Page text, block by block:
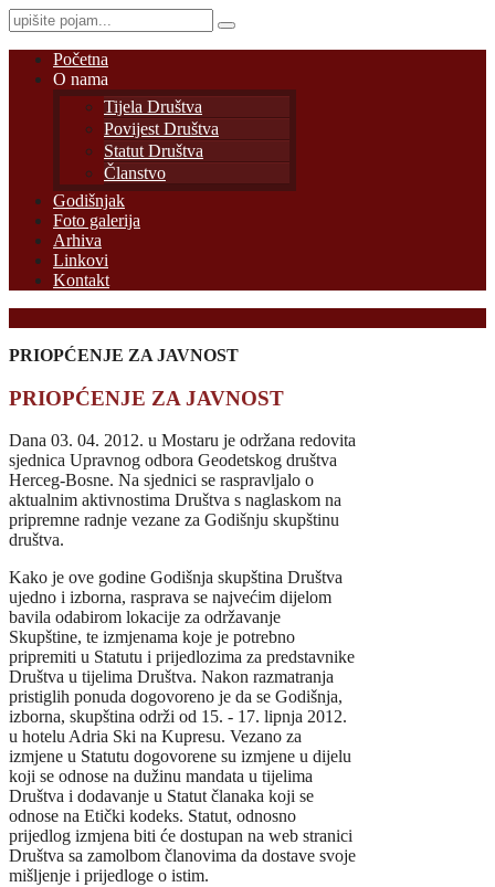
Početna
O nama
Tijela Društva
Povijest Društva
Statut Društva
Članstvo
Godišnjak
Foto galerija
Arhiva
Linkovi
Kontakt
PRIOPĆENJE ZA JAVNOST
PRIOPĆENJE ZA JAVNOST
Dana 03. 04. 2012. u Mostaru je održana redovita
sjednica Upravnog odbora Geodetskog društva
Herceg-Bosne. Na sjednici se raspravljalo o
aktualnim aktivnostima Društva s naglaskom na
pripremne radnje vezane za Godišnju skupštinu
društva.
Kako je ove godine Godišnja skupština Društva
ujedno i izborna, rasprava se najvećim dijelom
bavila odabirom lokacije za održavanje
Skupštine, te izmjenama koje je potrebno
pripremiti u Statutu i prijedlozima za predstavnike
Društva u tijelima Društva. Nakon razmatranja
pristiglih ponuda dogovoreno je da se Godišnja,
izborna, skupština održi od 15. - 17. lipnja 2012.
u hotelu Adria Ski na Kupresu. Vezano za
izmjene u Statutu dogovorene su izmjene u dijelu
koji se odnose na dužinu mandata u tijelima
Društva i dodavanje u Statut članaka koji se
odnose na Etički kodeks. Statut, odnosno
prijedlog izmjena biti će dostupan na web stranici
Društva sa zamolbom članovima da dostave svoje
mišljenje i prijedloge o istim.